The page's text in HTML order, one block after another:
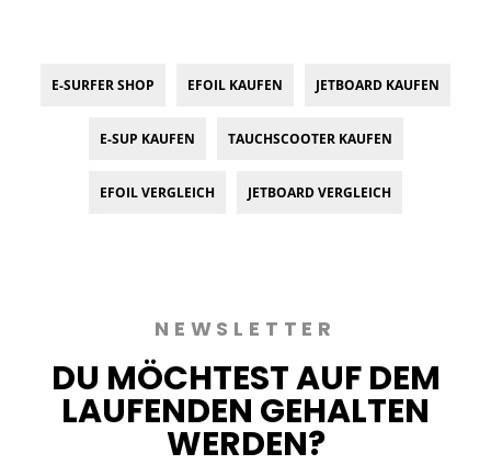
E-SURFER SHOP EFOIL KAUFEN JETBOARD KAUFEN
E-SUP KAUFEN TAUCHSCOOTER KAUFEN
EFOIL VERGLEICH JETBOARD VERGLEICH
NEWSLETTER
DU MÖCHTEST AUF DEM
LAUFENDEN GEHALTEN
WERDEN?